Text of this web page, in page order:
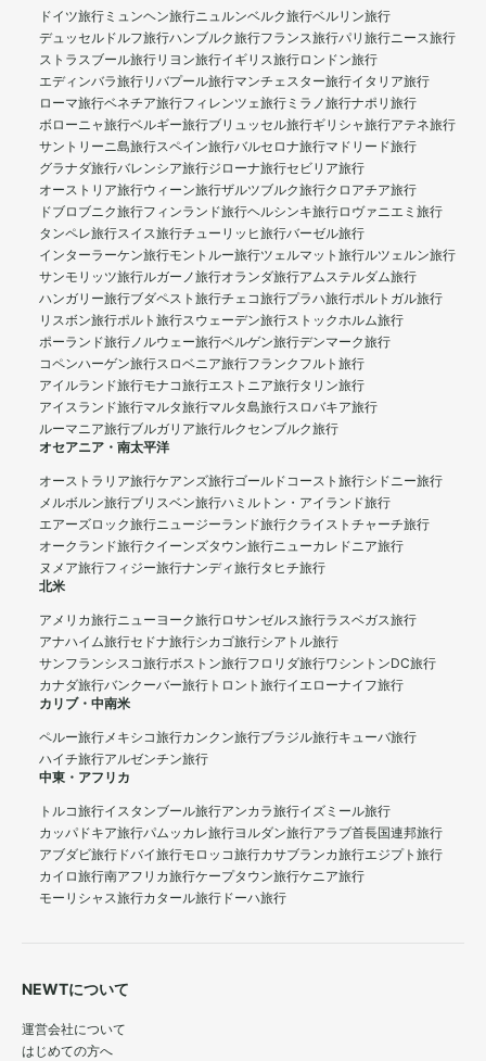
ドイツ旅行 ミュンヘン旅行ニュルンベルク旅行ベルリン旅行
デュッセルドルフ旅行ハンブルク旅行フランス旅行パリ旅行ニース旅行
ストラスブール旅行リヨン旅行イギリス旅行ロンドン旅行
エディンバラ旅行リバプール旅行マンチェスター旅行イタリア旅行
ローマ旅行ベネチア旅行フィレンツェ旅行 ミラノ旅行ナポリ旅行
ボローニャ旅行ベルギー旅行ブリュッセル旅行ギリシャ旅行アテネ旅行
サントリーニ島旅行スペイン旅行バルセロナ旅行マドリード旅行
グラナダ旅行バレンシア旅行ジローナ旅行セビリア旅行
オーストリア旅行ウィーン旅行ザルツブルク旅行クロアチア旅行
ドブロブニク旅行フィンランド旅行ヘルシンキ旅行ロヴァニエミ旅行
タンペレ旅行スイス旅行チューリッヒ旅行バーゼル旅行
インターラーケン旅行モントルー旅行ツェルマット旅行ルツェルン旅行
サンモリッツ旅行ルガーノ旅行オランダ旅行アムステルダム旅行
ハンガリー旅行ブダペスト旅行チェコ旅行プラハ旅行ポルトガル旅行
リスボン旅行ポルト旅行スウェーデン旅行ストックホルム旅行
ポーランド旅行ノルウェー旅行ベルゲン旅行デンマーク旅行
コペンハーゲン旅行スロベニア旅行フランクフルト旅行
アイルランド旅行モナコ旅行エストニア旅行タリン旅行
アイスランド旅行マルタ旅行マルタ島旅行スロバキア旅行
ルーマニア旅行ブルガリア旅行ルクセンブルク旅行
オセアニア・南太平洋
オーストラリア旅行ケアンズ旅行ゴールドコースト旅行シドニー旅行
メルボルン旅行ブリスベン旅行ハミルトン・アイランド旅行
エアーズロック旅行ニュージーランド旅行クライストチャーチ旅行
オークランド旅行クイーンズタウン旅行ニューカレドニア旅行
ヌメア旅行フィジー旅行ナンディ旅行タヒチ旅行
北米
アメリカ旅行ニューヨーク旅行ロサンゼルス旅行ラスベガス旅行
アナハイム旅行セドナ旅行シカゴ旅行シアトル旅行
サンフランシスコ旅行ボストン旅行フロリダ旅行ワシントンDC旅行
カナダ旅行バンクーバー旅行 トロント旅行イエローナイフ旅行
カリブ・中南米
ペルー旅行メキシコ旅行カンクン旅行ブラジル旅行キューバ旅行
ハイチ旅行アルゼンチン旅行
中東・アフリカ
トルコ旅行イスタンブール旅行アンカラ旅行イズミール旅行
カッパドキア旅行パムッカレ旅行ヨルダン旅行アラブ首長国連邦旅行
アブダビ旅行 ドバイ旅行モロッコ旅行カサブランカ旅行エジプト旅行
カイロ旅行南アフリカ旅行ケープタウン旅行ケニア旅行
モーリシャス旅行カタール旅行 ドーハ旅行
NEWTについて
運営会社について
はじめての方へ